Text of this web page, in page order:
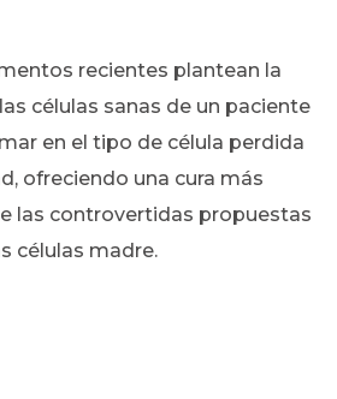
recientes plantean la
células sanas de un paciente
en el tipo de célula perdida
ofreciendo una cura más
las controvertidas propuestas
células madre.